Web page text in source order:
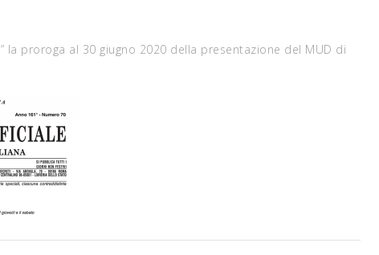
la proroga al 30 giugno 2020 della presentazione del MUD di